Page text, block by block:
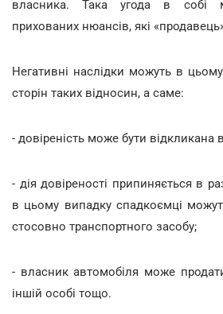
власника. Така угода в собі
прихованих нюансів, які
Негативні наслідки можуть в
сторін таких відносин, а саме:
- довіреність може бути
- дія довіреності припиняється в
в цьому випадку спадкоємці
стосовно транспортного засобу;
- власник автомобіля може
іншій особі тощо.